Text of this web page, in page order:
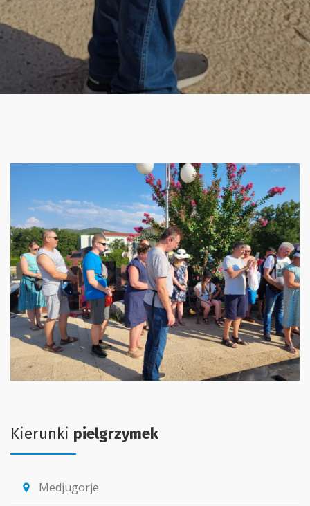
Kierunki pielgrzymek
location_pin Medjugorje